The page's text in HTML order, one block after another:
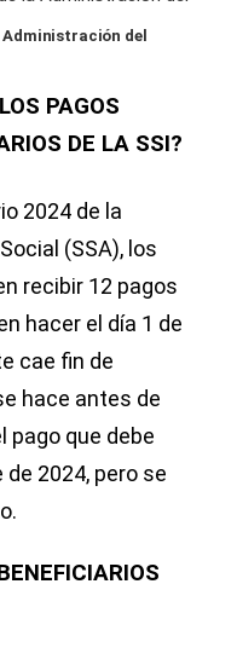
Administración del
PAGOS
DE LA SSI?
2024 de la
(SSA), los
recibir 12 pagos
hacer el día 1 de
cae fin de
hace antes de
pago que debe
2024, pero se